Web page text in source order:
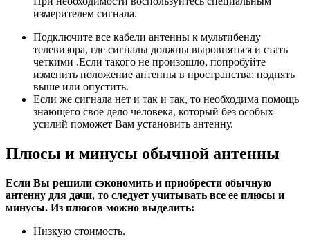
измерителем сигнала.
Подключите все кабели антенны к мультибенду
телевизора, где сигналы должны выровняться и стать
четкими .Если такого не произошло, попробуйте
изменить положение антенны в пространства: поднять
выше или опустить.
Если же сигнала нет и так и так, то необходима помощь
знающего свое дело человека, который без особых
усилий поможет Вам установить антенну.
Плюсы и минусы обычной антенны
Если Вы решили сэкономить и приобрести обычную
антенну для дачи, то следует учитывать все ее плюсы и
минусы. Из плюсов можно выделить:
Низкую стоимость.